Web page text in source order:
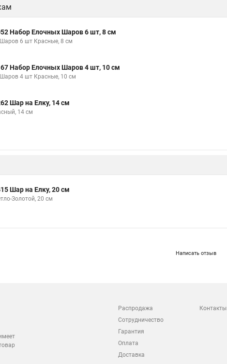
Набор Елочных Шаров 6 шт, 8 см
6 шт Красные, 8 см
Набор Елочных Шаров 4 шт, 10 см
4 шт Красные, 10 см
Шар на Елку, 14 см
14 см
Шар на Елку, 20 см
Золотой, 20 см
Написать отзыв
Распродажа
Сотрудничество
Гарантия
Оплата
Доставка
Контакты